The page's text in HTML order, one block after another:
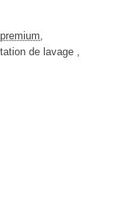
,
de lavage ,